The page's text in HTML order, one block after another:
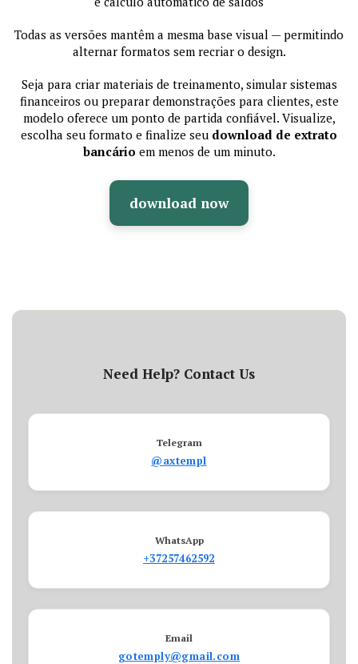
Todas as versões mantêm a mesma base visual — permitindo
alternar formatos sem recriar o design.
Seja para criar materiais de treinamento, simular sistemas
financeiros ou preparar demonstrações para clientes, este
modelo oferece um ponto de partida confiável. Visualize,
escolha seu formato e finalize seu download de extrato
bancário em menos de um minuto.
download now
Need Help? Contact Us
Telegram
@axtempl
WhatsApp
+37257462592
Email
gotemply@gmail.com